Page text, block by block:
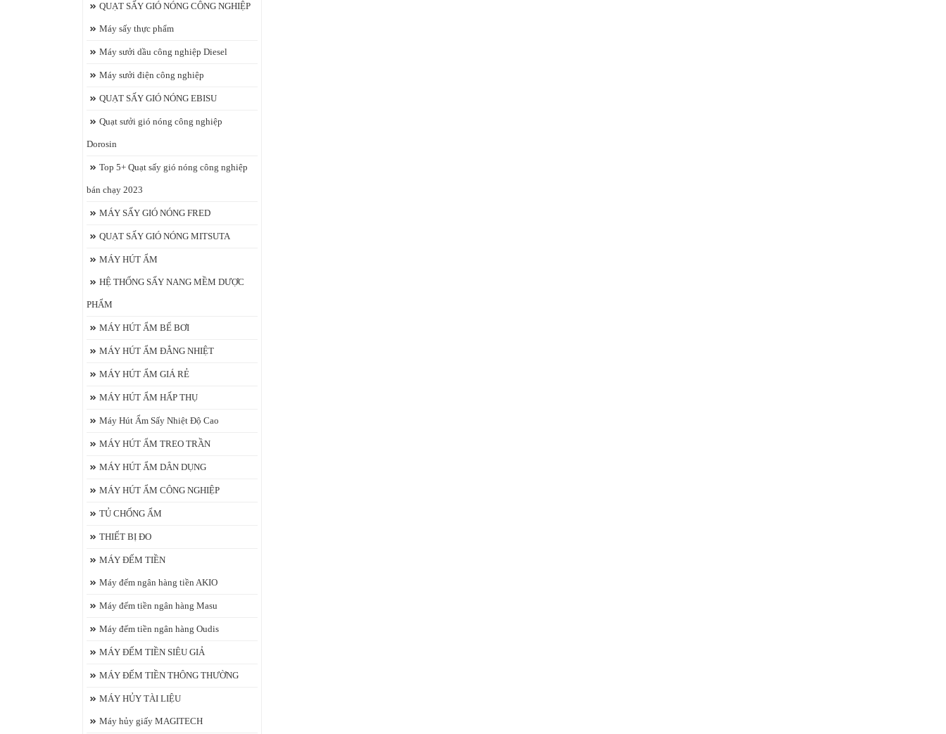
QUẠT SẤY GIÓ NÓNG CÔNG NGHIỆP
Máy sấy thực phẩm
Máy sưởi dầu công nghiệp Diesel
Máy sưởi điện công nghiệp
QUẠT SẤY GIÓ NÓNG EBISU
Quạt sưởi gió nóng công nghiệp
Dorosin
Top 5+ Quạt sấy gió nóng công nghiệp
bán chạy 2023
MÁY SẤY GIÓ NÓNG FRED
QUẠT SẤY GIÓ NÓNG MITSUTA
MÁY HÚT ẨM
HỆ THỐNG SẤY NANG MỀM DƯỢC
PHẨM
MÁY HÚT ẨM BỂ BƠI
MÁY HÚT ẨM ĐẲNG NHIỆT
MÁY HÚT ẨM GIÁ RẺ
MÁY HÚT ẨM HẤP THỤ
Máy Hút Ẩm Sấy Nhiệt Độ Cao
MÁY HÚT ẨM TREO TRẦN
MÁY HÚT ẨM DÂN DỤNG
MÁY HÚT ẨM CÔNG NGHIỆP
TỦ CHỐNG ẨM
THIẾT BỊ ĐO
MÁY ĐẾM TIỀN
Máy đếm ngân hàng tiền AKIO
Máy đếm tiền ngân hàng Masu
Máy đếm tiền ngân hàng Oudis
MÁY ĐẾM TIỀN SIÊU GIẢ
MÁY ĐẾM TIỀN THÔNG THƯỜNG
MÁY HỦY TÀI LIỆU
Máy hủy giấy MAGITECH